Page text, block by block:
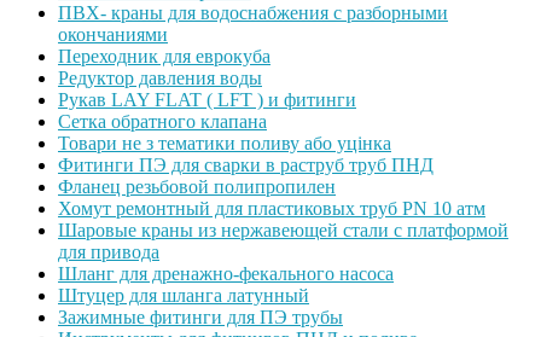
ПВХ- краны для водоснабжения с разборными
окончаниями
Переходник для еврокуба
Редуктор давления воды
Рукав LAY FLAT ( LFT ) и фитинги
Сетка обратного клапана
Товари не з тематики поливу або уцінка
Фитинги ПЭ для сварки в раструб труб ПНД
Фланец резьбовой полипропилен
Хомут ремонтный для пластиковых труб PN 10 атм
Шаровые краны из нержавеющей стали с платформой
для привода
Шланг для дренажно-фекального насоса
Штуцер для шланга латунный
Зажимные фитинги для ПЭ трубы